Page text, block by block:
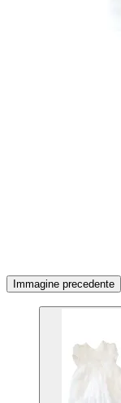
Immagine precedente